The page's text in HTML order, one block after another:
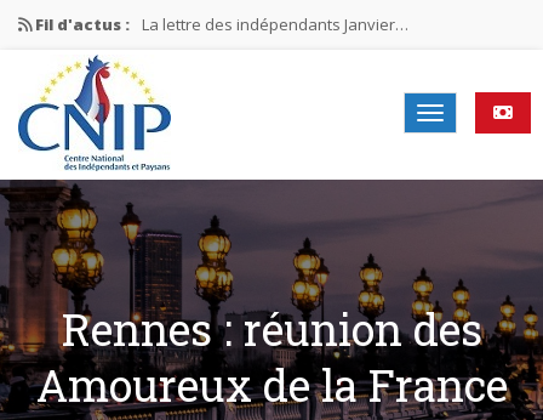
Fil d'actus : La lettre des indépendants Janvier…
La lettre des indépendants Novembre…
La lettre des indépendants Juin…
Mission nationale ÉLECTIONS MUNICIPALES 2026
La lettre des indépendants N°2-2026
Rennes : réunion des
Amoureux de la France